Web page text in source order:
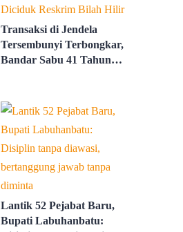
Transaksi di Jendela
Tersembunyi Terbongkar,
Bandar Sabu 41 Tahun
Lantik 52 Pejabat Baru,
Bupati Labuhanbatu: